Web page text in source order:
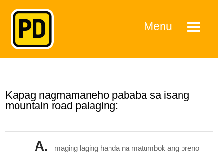
Menu
Kapag nagmamaneho pababa sa isang
mountain road palaging:
A. maging laging handa na matumbok ang preno